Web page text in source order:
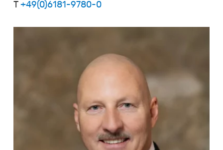
T +49(0)6181-9780-0